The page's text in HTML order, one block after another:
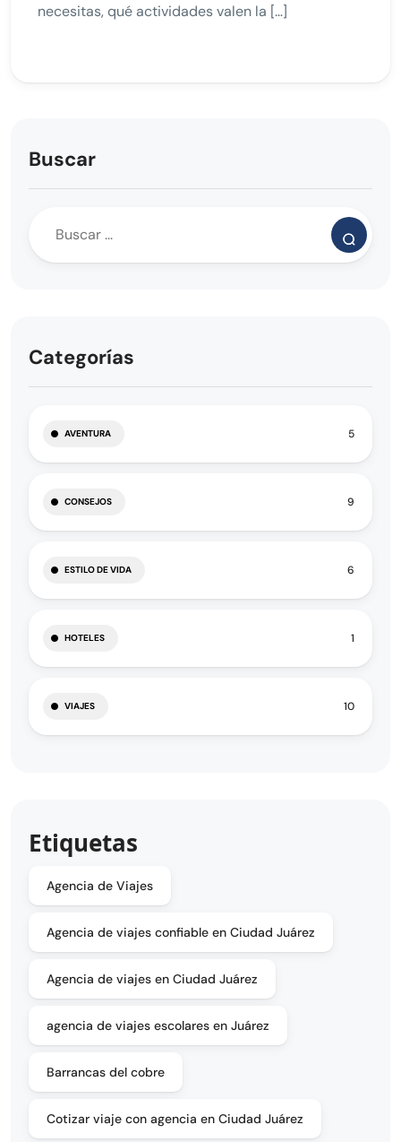
necesitas, qué actividades valen la […]
Buscar
Categorías
AVENTURA 5
CONSEJOS 9
ESTILO DE VIDA 6
HOTELES 1
VIAJES 10
Etiquetas
Agencia de Viajes
Agencia de viajes confiable en Ciudad Juárez
Agencia de viajes en Ciudad Juárez
agencia de viajes escolares en Juárez
Barrancas del cobre
Cotizar viaje con agencia en Ciudad Juárez